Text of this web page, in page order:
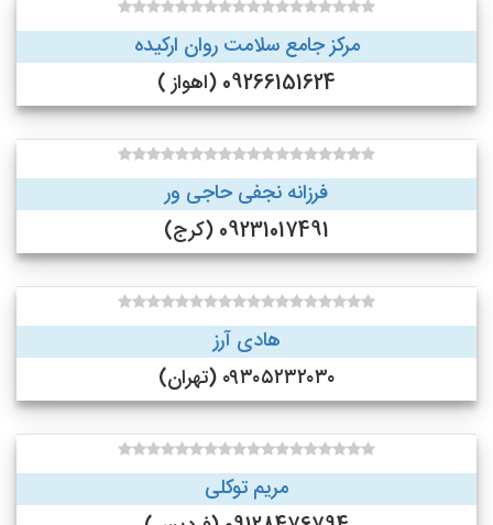
مرکز جامع سلامت روان ارکیده
09266151624 (اهواز )
فرزانه نجفی حاجی ور
09231017491 (کرج)
هادی آرز
۰۹۳۰۵۲۳۲۰۳۰ (تهران)
مریم توکلی